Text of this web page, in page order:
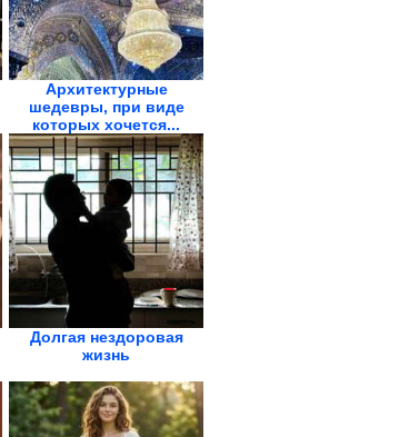
Архитектурные
шедевры, при виде
которых хочется...
Долгая нездоровая
жизнь